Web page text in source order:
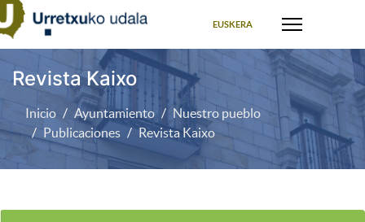
EUSKERA
Revista Kaixo
Inicio Ayuntamiento
Nuestro pueblo
Publicaciones
Revista Kaixo